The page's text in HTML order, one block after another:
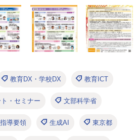
教育DX・学校DX 教育ICT
・セミナー 文部科学省
導要領 生成AI 東京都